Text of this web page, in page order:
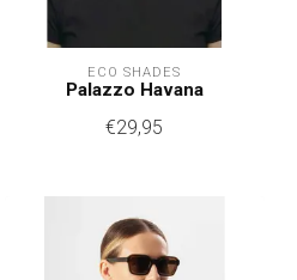
ECO SHADES
Palazzo Havana
€29,95